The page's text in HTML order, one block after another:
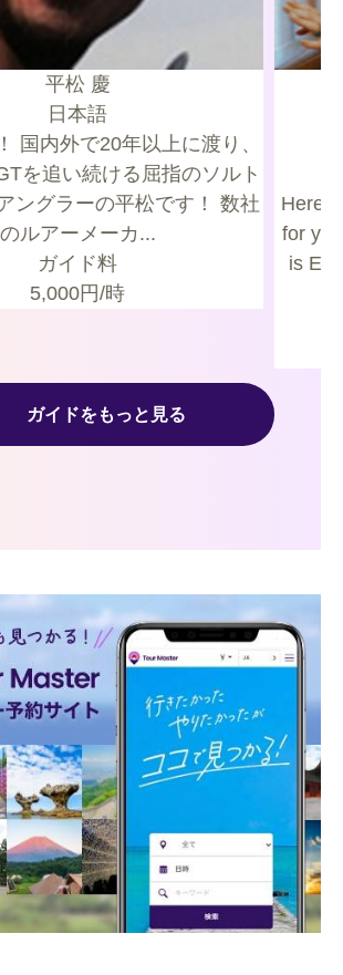
平松 慶
日本語
を追い続ける屈指のソルト
グラーの平松です！ 数社
のルアーメーカ...
ガイド料
5,000円/時
for you
is
ガイドをもっと見る